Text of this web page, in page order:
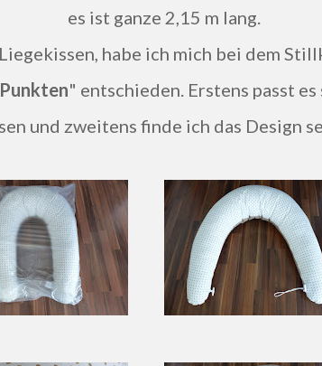
es ist ganze 2,15 m lang.
habe ich mich bei dem
" entschieden. Erstens passt
und zweitens finde ich das Design